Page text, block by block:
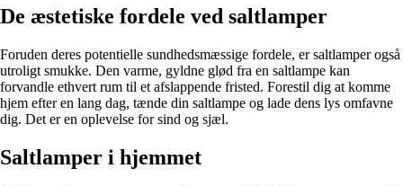
De æstetiske fordele ved saltlamper
Foruden deres potentielle sundhedsmæssige fordele, er saltlamper også
utroligt smukke. Den varme, gyldne glød fra en saltlampe kan
forvandle ethvert rum til et afslappende fristed. Forestil dig at komme
hjem efter en lang dag, tænde din saltlampe og lade dens lys omfavne
dig. Det er en oplevelse for sind og sjæl.
Saltlamper i hjemmet